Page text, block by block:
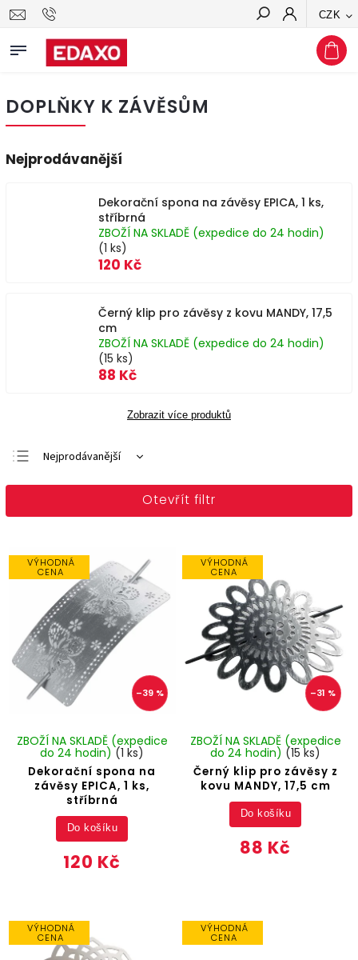
CZK
Hledat
DOPLŇKY K ZÁVĚSŮM
Nejprodávanější
Dekorační spona na závěsy EPICA, 1 ks,
stříbrná
ZBOŽÍ NA SKLADĚ (expedice do 24 hodin)
(1 ks)
120 Kč
Černý klip pro závěsy z kovu MANDY, 17,5
cm
ZBOŽÍ NA SKLADĚ (expedice do 24 hodin)
(15 ks)
88 Kč
Zobrazit více produktů
Doporučujeme
Nejprodávanější
Abecedně
Otevřít filtr
VÝHODNÁ
CENA
–39 %
Dekorační spona na
závěsy EPICA, 1 ks,
stříbrná
ZBOŽÍ NA SKLADĚ (expedice
do 24 hodin)(1 ks)
120 Kč
Do košíku
VÝHODNÁ
CENA
–31 %
Černý klip pro závěsy z
kovu MANDY, 17,5 cm
ZBOŽÍ NA SKLADĚ (expedice
do 24 hodin) (15 ks)
88 Kč
Do košíku
VÝHODNÁ
CENA
VÝHODNÁ
CENA